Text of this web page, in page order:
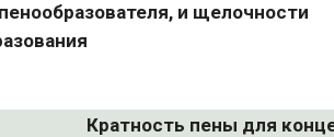
и щелочности
Кратность пены для